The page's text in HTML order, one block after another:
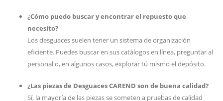
¿Cómo puedo buscar y encontrar el repuesto que
necesito?
Los desguaces suelen tener un sistema de organización
eficiente. Puedes buscar en sus catálogos en línea, preguntar al
personal o, en algunos casos, explorar tú mismo el depósito.
¿Las piezas de Desguaces CAREND son de buena calidad?
Sí, la mayoría de las piezas se someten a pruebas de calidad